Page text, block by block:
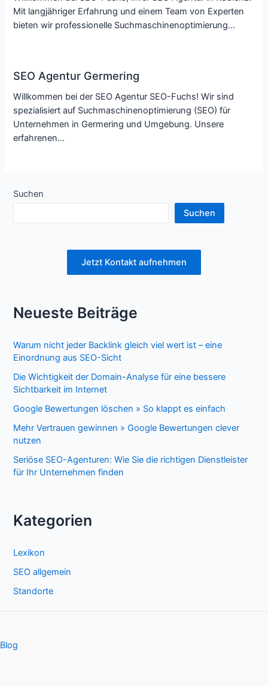
Mit langjähriger Erfahrung und einem Team von Experten
bieten wir professionelle Suchmaschinenoptimierung…
SEO Agentur Germering
Willkommen bei der SEO Agentur SEO-Fuchs! Wir sind
spezialisiert auf Suchmaschinenoptimierung (SEO) für
Unternehmen in Germering und Umgebung. Unsere
erfahrenen…
Suchen
Suchen
Jetzt Kontakt aufnehmen
Neueste Beiträge
Warum nicht jeder Backlink gleich viel wert ist – eine
Einordnung aus SEO-Sicht
Die Wichtigkeit der Domain-Analyse für eine bessere
Sichtbarkeit im Internet
Google Bewertungen löschen » So klappt es einfach
Mehr Vertrauen gewinnen » Google Bewertungen clever
nutzen
Seriöse SEO-Agenturen: Wie Sie die richtigen Dienstleister
für Ihr Unternehmen finden
Kategorien
Lexikon
SEO allgemein
Standorte
Blog